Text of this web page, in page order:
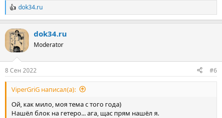
Р
е
к
ц
и
dok34.ru
dok34.ru
Moderator
8 Сен 2022 #6
ViperGriG написал(а):
Ой, как мило, моя тема с того года)
Нашёл блок на гетеро... ага, щас прям нашёл я.